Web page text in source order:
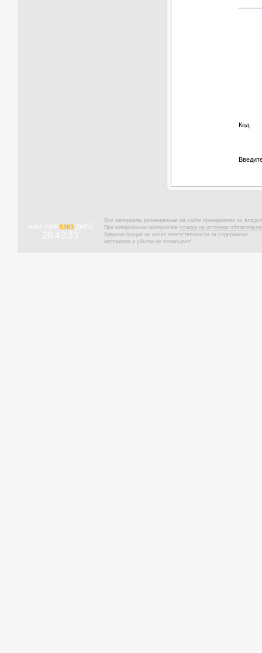
Код:
НАМ УЖЕ 5363ДНЕЙ
20:42:34
Все материалы размещенные на сайте принадлежат их
При копировании материалов ссылка на источник
Администрация не несет ответственности за содержание
материала и убытки не возмещает!